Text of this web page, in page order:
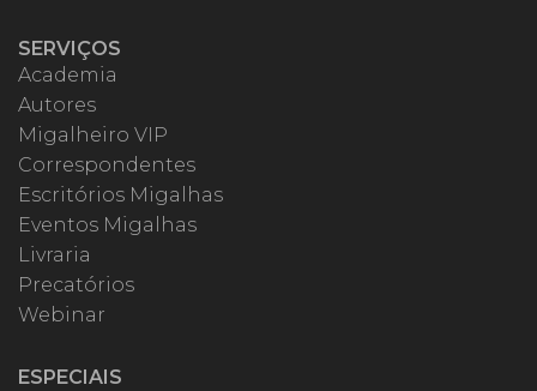
SERVIÇOS
Academia
Autores
Migalheiro VIP
Correspondentes
Escritórios Migalhas
Eventos Migalhas
Livraria
Precatórios
Webinar
ESPECIAIS